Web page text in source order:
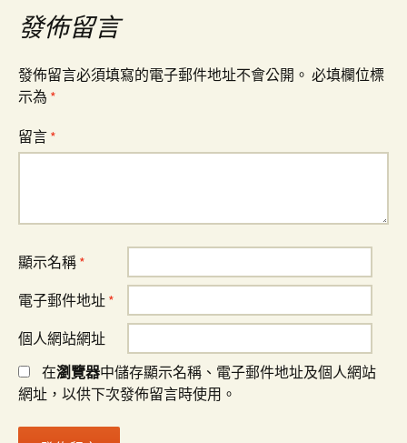
覽發佈留言
發佈留言必須填寫的電子郵件地址不會公開。 必填欄位標
示為 *
留言 *
顯示名稱 *
電子郵件地址 *
個人網站網址
在瀏覽器中儲存顯示名稱、電子郵件地址及個人網站
網址，以供下次發佈留言時使用。